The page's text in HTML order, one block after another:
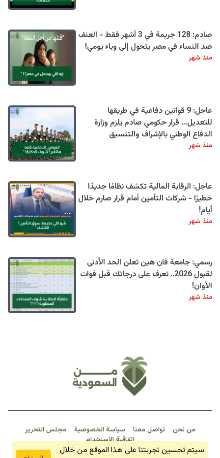
خبـر عـاجـل
صادم: 128 جريمة في 3 أشهر فقط - العنف
ضد النساء في مصر يتحول إلى وباء يومي!
منذ شهر
عاجل: 9 قوانين دفاعية في طريقها
للتعديل… قرار حكومي صادم يلزم وزارة
الدفاع الوطني بالإشراف والتنسيق
منذ شهر
عاجل: الرقابة المالية تكشف نظامًا جديدًا
خطيرًا - شركات التأمين أمام قرار صارم خلال
أيام!
منذ شهر
رسمي: جامعة فان هين تعلن الحد الأدنى
لقبول 2026.. تعرف على درجاتك قبل فوات
الأوان!
منذ شهر
من نحن تواصل معنا سياسة الخصوصية
مجلس التحرير
اتفاقية الاستخدام
سيتم تحسين تجربتنا على هذا الموقع من خلال